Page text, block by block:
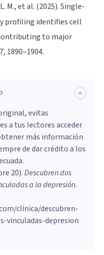
M., et al. (2025). Single-
profiling identifies cell
to major
1890–1904.
evitas
a tus lectores acceder
más información
de dar crédito a los
20).Descubren dos
a la depresión.
clinica/descubren-
vinculadas-depresion